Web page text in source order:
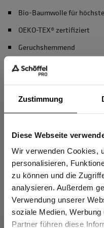
Zustimmung
Diese Webseite
Wir verwenden Cookies,
personalisieren,
zu können und die
analysieren. Außerdem
Verwendung unserer
soziale Medien,
Partner führen diese
Bio-Baumwolle für
OEKO-TEX® zertifiziert
Geruchshemmend
recycelter Polyester
Material & Pflege
Passform
Das passt dazu
Ich bestätige, dass
Preise